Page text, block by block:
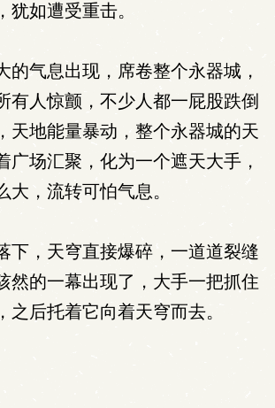
犹如遭受重击。
气息出现，席卷整个永器城，
有人惊颤，不少人都一屁股跌倒
天地能量暴动，整个永器城的天
广场汇聚，化为一个遮天大手，
大，流转可怕气息。
，天穹直接爆碎，一道道裂缝
然的一幕出现了，大手一把抓住
之后托着它向着天穹而去。